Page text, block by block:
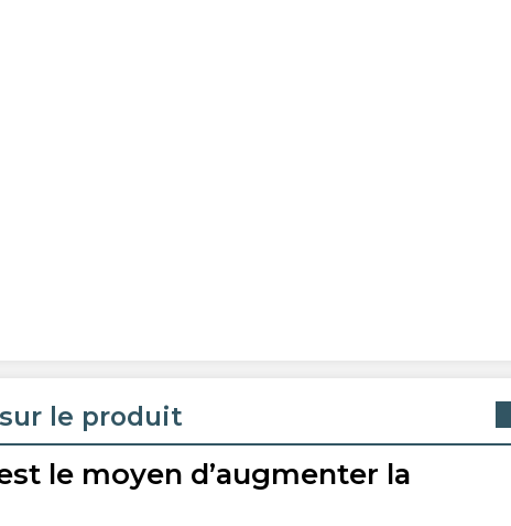
le produit
le moyen d’augmenter la